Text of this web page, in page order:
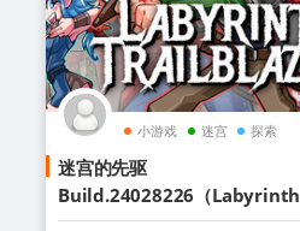
小游戏 迷宫 探索
迷宫的先驱
Build.24028226（Labyrinth
Trailblazer）免安装中文版